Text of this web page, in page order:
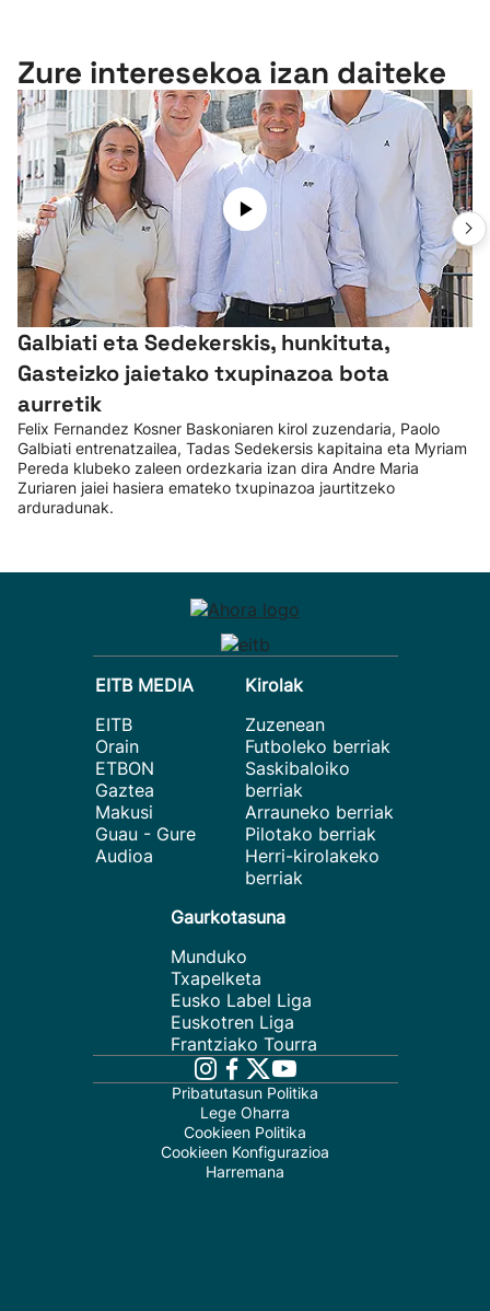
Zure interesekoa izan daiteke
Galbiati eta Sedekerskis, hunkituta,
Gasteizko jaietako txupinazoa bota
aurretik
Felix Fernandez Kosner Baskoniaren kirol zuzendaria, Paolo
Galbiati entrenatzailea, Tadas Sedekersis kapitaina eta Myriam
Pereda klubeko zaleen ordezkaria izan dira Andre Maria
Zuriaren jaiei hasiera emateko txupinazoa jaurtitzeko
arduradunak.
EITB MEDIA
EITB
Orain
ETBON
Gaztea
Makusi
Guau - Gure
Audioa
Kirolak
Zuzenean
Futboleko berriak
Saskibaloiko
berriak
Arrauneko berriak
Pilotako berriak
Herri-kirolakeko
berriak
Gaurkotasuna
Munduko
Txapelketa
Eusko Label Liga
Euskotren Liga
Frantziako Tourra
Pribatutasun Politika
Lege Oharra
Cookieen Politika
Cookieen Konfigurazioa
Harremana